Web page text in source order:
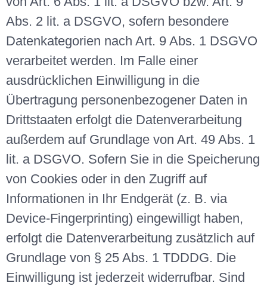
Abs. 2 lit. a DSGVO, sofern besondere
Datenkategorien nach Art. 9 Abs. 1 DSGVO
verarbeitet werden. Im Falle einer
ausdrücklichen Einwilligung in die
Übertragung personenbezogener Daten in
Drittstaaten erfolgt die Datenverarbeitung
außerdem auf Grundlage von Art. 49 Abs. 1
lit. a DSGVO. Sofern Sie in die Speicherung
von Cookies oder in den Zugriff auf
Informationen in Ihr Endgerät (z. B. via
Device-Fingerprinting) eingewilligt haben,
erfolgt die Datenverarbeitung zusätzlich auf
Grundlage von § 25 Abs. 1 TDDDG. Die
Einwilligung ist jederzeit widerrufbar. Sind